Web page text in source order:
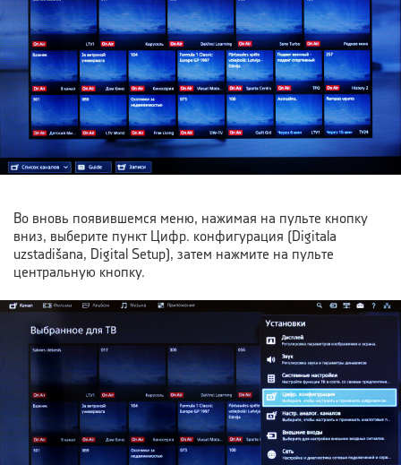
Во вновь появившемся меню, нажимая на пульте кнопку
вниз, выберите пункт Цифр. конфигурация (Digitala
uzstadišana, Digital Setup), затем нажмите на пульте
центральную кнопку.